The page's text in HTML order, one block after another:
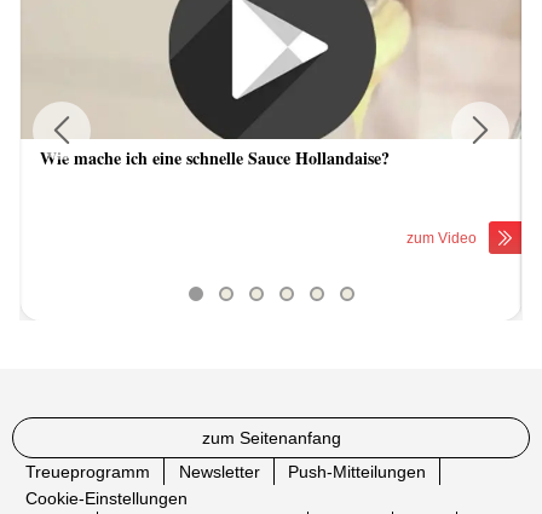
Wie mache ich eine schnelle Sauce Hollandaise?
zum Video
Previous
zum Seitenanfang
Treueprogramm
Newsletter
Push-Mitteilungen
Cookie-Einstellungen